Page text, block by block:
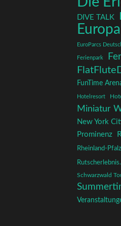
DIVE TALK
EuroParcs
Ferienpark
FunTime
Hotelresort
Miniatur
New York
Prominenz
Rheinland-Pfalz
Schwarzwald